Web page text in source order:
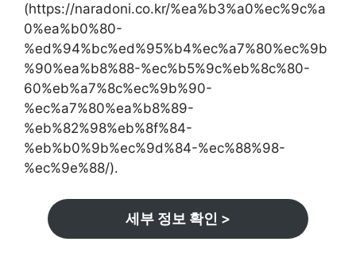
(https://naradoni.co.kr/%ea%b3%a0%ec%9c%a
0%ea%b0%80-
%ed%94%bc%ed%95%b4%ec%a7%80%ec%9b
%90%ea%b8%88-%ec%b5%9c%eb%8c%80-
60%eb%a7%8c%ec%9b%90-
%ec%a7%80%ea%b8%89-
%eb%82%98%eb%8f%84-
%eb%b0%9b%ec%9d%84-%ec%88%98-
%ec%9e%88/).
세부 정보 확인 >